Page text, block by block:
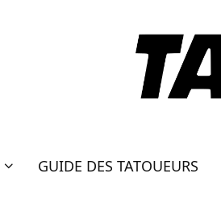
GUIDE DES TATOUEURS